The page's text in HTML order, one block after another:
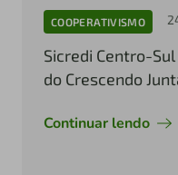
Continuar lendo